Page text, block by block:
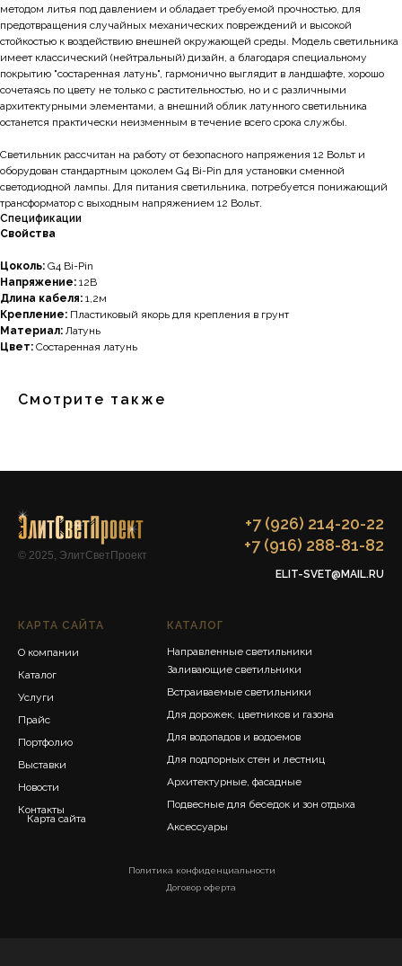
методом литья под давлением и обладает требуемой прочностью, для
предотвращения случайных механических повреждений и высокой
стойкостью к воздействию внешней окружающей среды. Модель светильника
имеет классический (нейтральный) дизайн, а благодаря специальному
покрытию "состаренная латунь", гармонично выглядит в ландшафте, хорошо
сочетаясь по цвету не только с растительностью, но и с различными
архитектурными элементами, а внешний облик латунного светильника
останется практически неизменным в течение всего срока службы.
Светильник рассчитан на работу от безопасного напряжения 12 Вольт и
оборудован стандартным цоколем G4 Bi-Pin для установки сменной
светодиодной лампы. Для питания светильника, потребуется понижающий
трансформатор с выходным напряжением 12 Вольт.
Спецификации
Свойства
Цоколь: G4 Bi-Pin
Напряжение: 12В
Длина кабеля: 1,2м
Крепление: Пластиковый якорь для крепления в грунт
Материал: Латунь
Цвет: Состаренная латунь
Смотрите также
КАТАЛОГ
КАРТА САЙТА
© 2025, ЭлитСветПроект
ELIT-SVET@MAIL.RU
Политика конфиденциальности
Договор оферта
+7 (926) 214-20-22
+7 (916) 288-81-82
О компании
Каталог
Прайс
Услуги
Портфолио
Выставки
Новости
Контакты
Карта сайта
Направленные светильники
Заливающие светильники
Встраиваемые светильники
Для дорожек, цветников и газона
Архитектурные, фасадные
Для подпорных стен и лестниц
Для водопадов и водоемов
Подвесные для беседок и зон отдыха
Аксессуары